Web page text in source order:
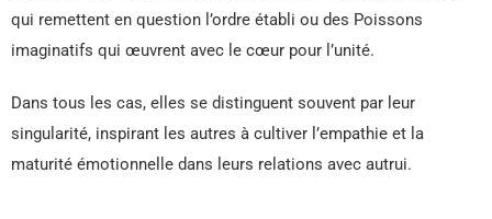
qui remettent en question l’ordre établi ou des Poissons
imaginatifs qui œuvrent avec le cœur pour l’unité.
Dans tous les cas, elles se distinguent souvent par leur
singularité, inspirant les autres à cultiver l’empathie et la
maturité émotionnelle dans leurs relations avec autrui.